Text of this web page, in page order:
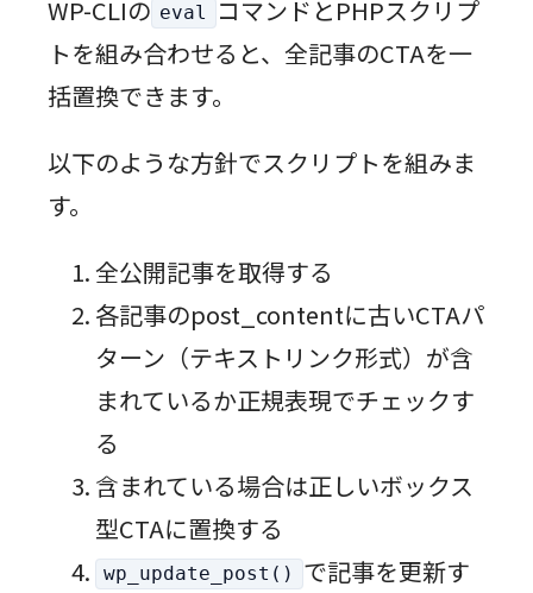
WP-CLIの eval コマンドとPHPスクリプ
トを組み合わせると、全記事のCTAを一
括置換できます。
以下のような方針でスクリプトを組みま
す。
全公開記事を取得する
各記事のpost_contentに古いCTAパ
ターン（テキストリンク形式）が含
まれているか正規表現でチェックす
る
含まれている場合は正しいボックス
型CTAに置換する
wp_update_post() で記事を更新す